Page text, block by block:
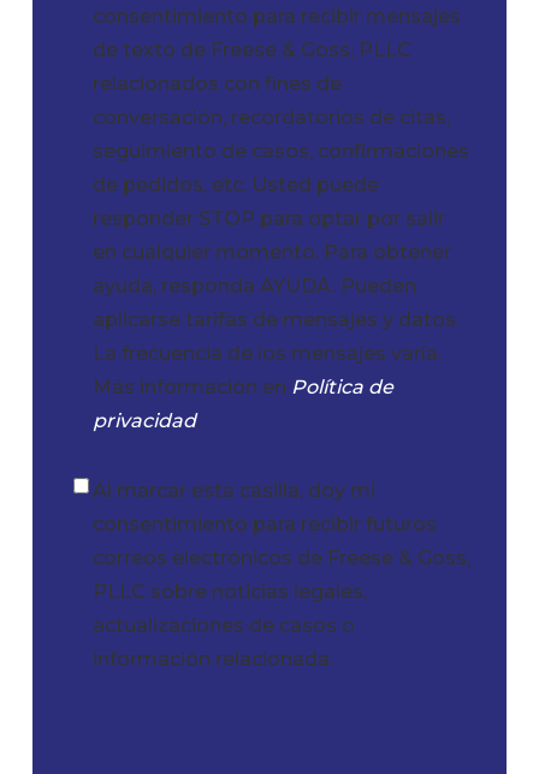
verificación
consentimiento para recibir mensajes
de texto de Freese & Goss, PLLC
relacionados con fines de
conversación, recordatorios de citas,
seguimiento de casos, confirmaciones
de pedidos, etc. Usted puede
responder STOP para optar por salir
en cualquier momento. Para obtener
ayuda, responda AYUDA. Pueden
aplicarse tarifas de mensajes y datos.
La frecuencia de los mensajes varía.
Más información en Política de
privacidad.
Casilla
verificación
Al marcar esta casilla, doy mi
consentimiento para recibir futuros
correos electrónicos de Freese & Goss,
PLLC sobre noticias legales,
actualizaciones de casos o
información relacionada.